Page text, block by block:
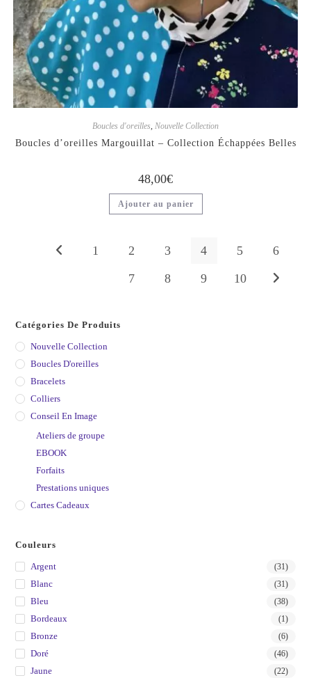
Boucles d'oreilles, Nouvelle Collection
Boucles d’oreilles Margouillat – Collection Échappées Belles
48,00€
Ajouter au panier
1 2 3 4 5
6
7
8 9 10
Catégories De Produits
Nouvelle Collection
Boucles D'oreilles
Bracelets
Colliers
Conseil En Image
Ateliers de groupe
EBOOK
Forfaits
Prestations uniques
Cartes Cadeaux
Couleurs
Argent (31)
Blanc (31)
Bleu (38)
Bordeaux (1)
Bronze (6)
Doré (46)
Jaune (22)